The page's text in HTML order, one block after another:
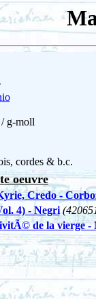
g-moll
cordes & b.c.
oeuvre
Credo -
4) - Negri
de la vierge -